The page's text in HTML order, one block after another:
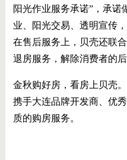
阳光作业服务承诺”，承诺
业、阳光交易、透明宣传
在售后服务上，贝壳还联
退房服务，解除消费者的后
金秋购好房，看房上贝壳
携手大连品牌开发商、优
质的购房服务。